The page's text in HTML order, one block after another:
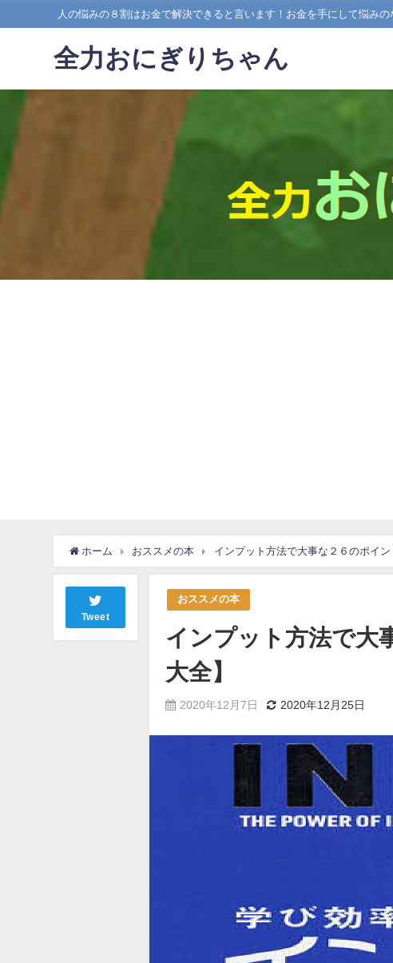
人の悩みの８割はお金で解決できると言います！お金を手にして悩みの
全力おにぎりちゃん
ホーム おススメの本 インプット方法で大事な２６のポイン
Tweet
おススメの本
インプット方法で大
大全】
2020年12月7日 2020年12月25日